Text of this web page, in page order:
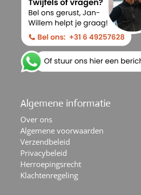
Algemene informatie
Over ons
Algemene voorwaarden
Verzendbeleid
Privacybeleid
Herroepingsrecht
Klachtenregeling